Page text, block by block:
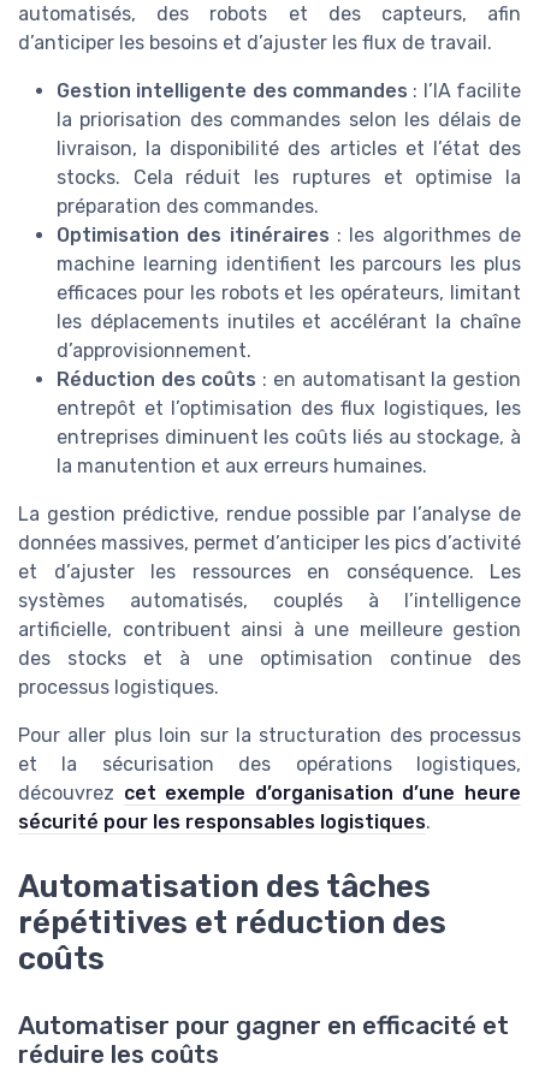
automatisés, des robots et des capteurs, afin
d’anticiper les besoins et d’ajuster les flux de travail.
Gestion intelligente des commandes : l’IA facilite
la priorisation des commandes selon les délais de
livraison, la disponibilité des articles et l’état des
stocks. Cela réduit les ruptures et optimise la
préparation des commandes.
Optimisation des itinéraires : les algorithmes de
machine learning identifient les parcours les plus
efficaces pour les robots et les opérateurs, limitant
les déplacements inutiles et accélérant la chaîne
d’approvisionnement.
Réduction des coûts : en automatisant la gestion
entrepôt et l’optimisation des flux logistiques, les
entreprises diminuent les coûts liés au stockage, à
la manutention et aux erreurs humaines.
La gestion prédictive, rendue possible par l’analyse de
données massives, permet d’anticiper les pics d’activité
et d’ajuster les ressources en conséquence. Les
systèmes automatisés, couplés à l’intelligence
artificielle, contribuent ainsi à une meilleure gestion
des stocks et à une optimisation continue des
processus logistiques.
Pour aller plus loin sur la structuration des processus
et la sécurisation des opérations logistiques,
découvrez cet exemple d’organisation d’une heure
sécurité pour les responsables logistiques.
Automatisation des tâches
répétitives et réduction des
coûts
Automatiser pour gagner en efficacité et
réduire les coûts